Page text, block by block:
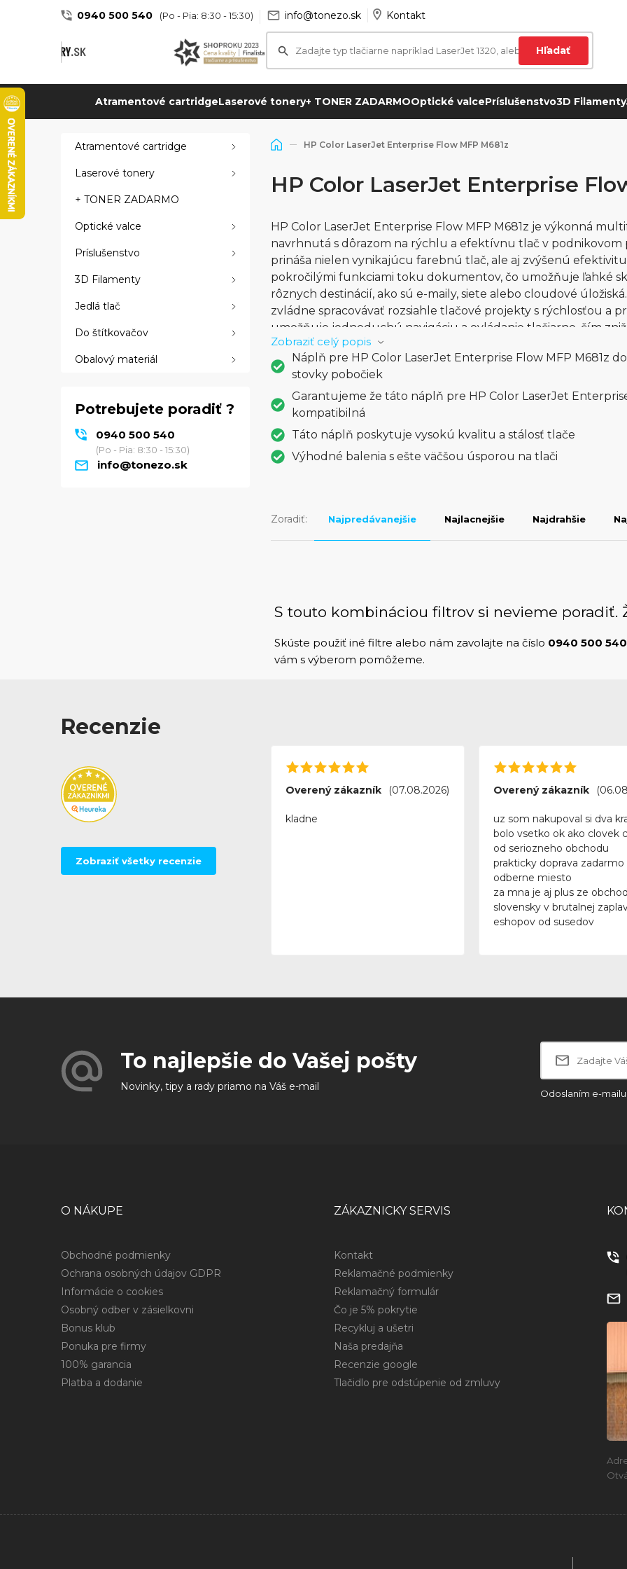
0940 500 540 (Po - Pia: 8:30 - 15:30) info@tonezo.sk Kontakt
Hľadať
Atramentové cartridgeLaserové tonery+ TONER ZADARMOOptické valcePríslušenstvo3D Filamenty
Atramentové cartridge
Laserové tonery
+ TONER ZADARMO
Optické valce
Príslušenstvo
3D Filamenty
Jedlá tlač
Do štítkovačov
Obalový materiál
Potrebujete poradiť ?
0940 500 540
(Po - Pia: 8:30 - 15:30)
info@tonezo.sk
HP Color LaserJet Enterprise Flow MFP M681z
HP Color LaserJet Enterprise
HP Color LaserJet Enterprise Flow MFP M681z je výkonná
navrhnutá s dôrazom na rýchlu a efektívnu tlač v
prináša nielen vynikajúcu farebnú tlač, ale aj zvýšenú
pokročilými funkciami toku dokumentov, čo umožňuje ľahké
rôznych destinácií, ako sú e-maily, siete alebo cloudové
zvládne spracovávať rozsiahle tlačové projekty s rýchlosťou a
umožňuje jednoduchú navigáciu a ovládanie tlačiarne, čím
konfiguráciu. Tlačiareň M681z tiež poskytuje široké možnosti
zvyšuje flexibilitu a mobilitu pri tlači.S bezpečnostnými
dát, je chránená citlivá firemná informácia. Možnosť správy
uľahčuje správu tlačového parku.HP Color LaserJet
podniky, ktoré potrebujú výkonnú tlačiareň s pokročilými
farebnou tlačou pre svoje každodenné potreby.
Zobraziť celý popis
Náplň pre HP Color LaserJet Enterprise Flow MFP M681z
stovky pobočiek
Garantujeme že táto náplň pre HP Color LaserJet
kompatibilná
Táto náplň poskytuje vysokú kvalitu a stálosť tlače
Výhodné balenia s ešte väčšou úsporou na tlači
Zoradiť: Najpredávanejšie Najlacnejšie Najdrahšie
S touto kombináciou filtrov si nevieme poradiť.
Skúste použiť iné filtre alebo nám zavolajte na číslo 0940 500 540
vám s výberom pomôžeme.
Recenzie
Zobraziť všetky recenzie
Overený zákazník (07.08.2026)
kladne
Overený zákazník
uz som nakupoval si dva
bolo vsetko ok ako clovek
od seriozneho obchodu
prakticky doprava zadarmo
odberne miesto
za mna je aj plus ze
slovensky v brutalnej
eshopov od susedov
To najlepšie do Vašej pošty
Novinky, tipy a rady priamo na Váš e-mail
Odoslaním e-mailu
O NÁKUPE
Obchodné podmienky
Ochrana osobných údajov GDPR
Informácie o cookies
Osobný odber v zásielkovni
Bonus klub
Ponuka pre firmy
100% garancia
Platba a dodanie
ZÁKAZNICKY SERVIS
Kontakt
Reklamačné podmienky
Reklamačný formulár
Čo je 5% pokrytie
Recykluj a ušetri
Naša predajňa
Recenzie google
Tlačidlo pre odstúpenie od zmluvy